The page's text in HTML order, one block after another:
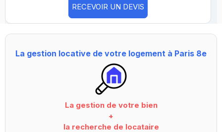
RECEVOIR UN DEVIS
La gestion locative de votre logement à Paris 8e
La gestion de votre bien
+
la recherche de locataire